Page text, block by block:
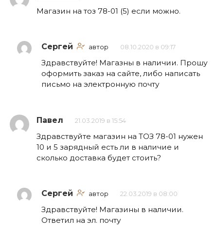
Магазин на тоз 78-01 (5) если можно.
Сергей автор 08.10.2020 в 09:17
Здравствуйте! Магазны в наличии. Прошу
оформить заказ на сайте, либо написать
письмо на электронную почту
Павел 21.03.2019 в 15:54
Здравствуйте магазин на ТОЗ 78-01 нужен
10 и 5 зарядный есть ли в наличие и
сколько доставка будет стоить?
Сергей автор 22.03.2019 в 08:00
Здравствуйте! Магазины в наличии.
Ответил на эл. почту